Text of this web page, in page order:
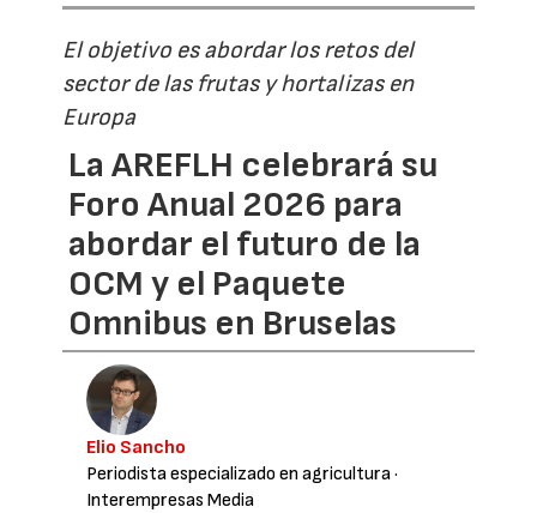
El objetivo es abordar los retos del
sector de las frutas y hortalizas en
Europa
La AREFLH celebrará su
Foro Anual 2026 para
abordar el futuro de la
OCM y el Paquete
Omnibus en Bruselas
Elio Sancho
Periodista especializado en agricultura·
Interempresas Media